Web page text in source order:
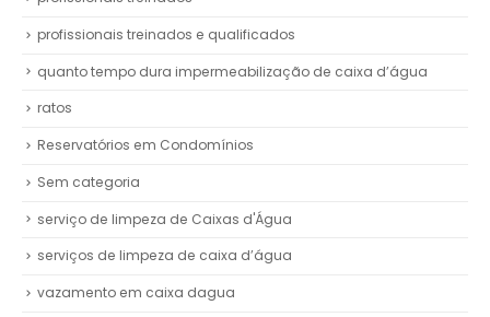
profissionais treinados e qualificados
quanto tempo dura impermeabilização de caixa d’água
ratos
Reservatórios em Condomínios
Sem categoria
serviço de limpeza de Caixas d'Água
serviços de limpeza de caixa d’água
vazamento em caixa dagua